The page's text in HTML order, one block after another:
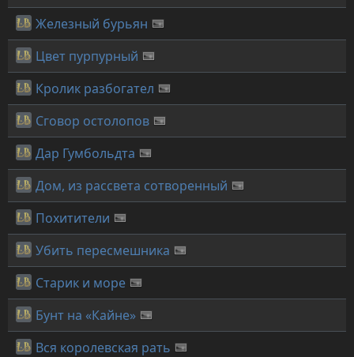
Железный бурьян
Цвет пурпурный
Кролик разбогател
Сговор остолопов
Дар Гумбольдта
Дом, из рассвета сотворенный
Похитители
Убить пересмешника
Старик и море
Бунт на «Кайне»
Вся королевская рать